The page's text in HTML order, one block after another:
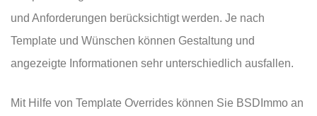
und Anforderungen berücksichtigt werden. Je nach
Template und Wünschen können Gestaltung und
angezeigte Informationen sehr unterschiedlich ausfallen.
Mit Hilfe von Template Overrides können Sie BSDImmo an